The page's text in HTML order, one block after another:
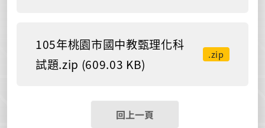
105年桃園市國中教甄理化科
試題.zip (609.03 KB)
.zip
回上一頁